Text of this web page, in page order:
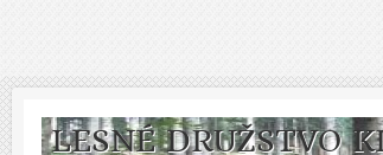
LESNÉ DRUŽSTVO